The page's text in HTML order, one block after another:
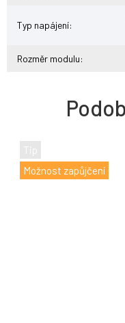
Typ napájení:
Rozměr modulu:
Tip
Možnost zapůjčení